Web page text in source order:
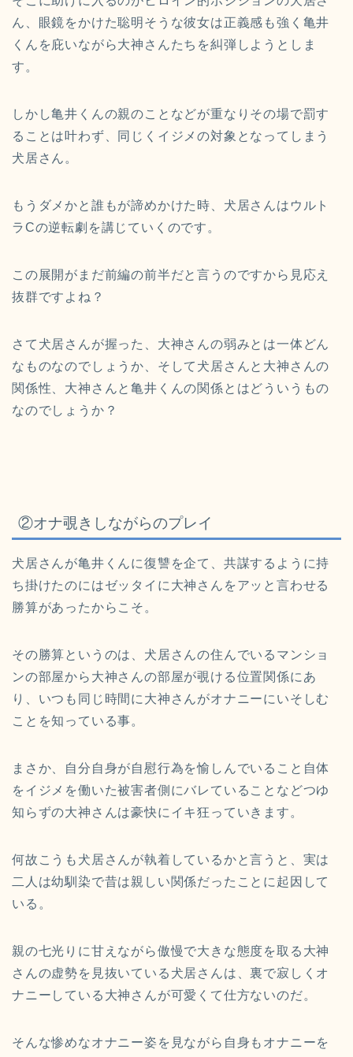
ん、
眼鏡をかけた聡明そうな彼女は正義感も強く亀井
くんを庇いながら大神さんたちを糾弾しようとしま
す。
しかし亀井くんの親のことなどが重なりその場で罰す
ることは叶わず、同じくイジメの対象となってしまう
犬居さん。
もうダメかと誰もが諦めかけた時、 犬居さんはウルト
ラCの逆転劇を講じていくのです。
この展開がまだ前編の前半だと言うのですから見応え
抜群ですよね ？
さて犬居さんが握った、 大神さんの弱みとは一体どん
なものなのでしょうか、 そして犬居さんと大神さんの
関係性、 大神さんと亀井くんの関係とはどういうもの
なのでしょうか？
②オナ覗きしながらのプレイ
犬居さんが亀井くんに復讐を企て、 共謀するように持
ち掛けたのにはゼッタイに大神さんをアッと言わせる
勝算があったからこそ。
その勝算というのは、 犬居さんの住んでいるマンショ
ンの部屋から大神さんの部屋が覗け る位置関係にあ
り、 いつも同じ時間に大神さんがオナニーにいそしむ
ことを知っている事。
まさか、
自分自身が自慰行為を愉しんでいること自体
をイジメを働いた被害者側にバレていることなどつゆ
知らずの大神さんは豪快にイキ狂っ ていきます。
何故こうも犬居さんが執着しているかと言うと、 実は
二人は幼馴染で昔は親しい関係だったことに起因して
いる。
親の七光りに甘えながら傲慢で大きな態度を取る大神
さんの虚勢を 見抜いている犬居さんは、 裏で寂しくオ
ナニーしている大神さんが可愛くて仕方ないのだ。
そんな惨めなオナニー姿を見ながら自身もオナニーを